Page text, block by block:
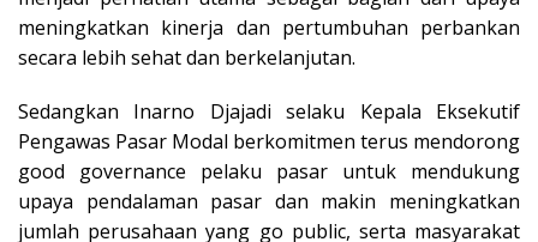
meningkatkan kinerja dan pertumbuhan perbankan
secara lebih sehat dan berkelanjutan.
Sedangkan Inarno Djajadi selaku Kepala Eksekutif
Pengawas Pasar Modal berkomitmen terus mendorong
good governance pelaku pasar untuk mendukung
upaya pendalaman pasar dan makin meningkatkan
jumlah perusahaan yang go public, serta masyarakat